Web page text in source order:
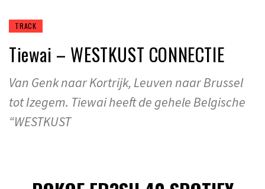
TRACK
Tiewai – WESTKUST CONNECTIE
Van Genk naar Kortrijk, Leuven naar Brussel
tot Izegem. Tiewai heeft de gehele Belgische
“WESTKUST